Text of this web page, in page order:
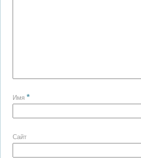
Имя *
Сайт